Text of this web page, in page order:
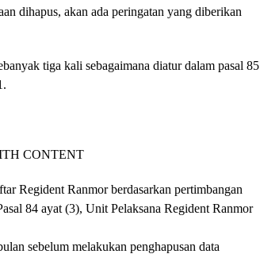
dihapus, akan ada peringatan yang diberikan
tiga kali sebagaimana diatur dalam pasal 85
CONTENT
Regident Ranmor berdasarkan pertimbangan
84 ayat (3), Unit Pelaksana Regident Ranmor
sebelum melakukan penghapusan data